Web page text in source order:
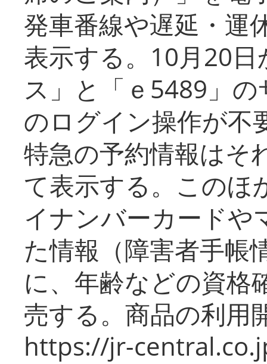
発車番線や遅延・運
表示する。10月20
ス」と「ｅ5489」
のログイン操作が不
特急の予約情報はそ
て表示する。このほ
イナンバーカードや
た情報（障害者手帳
に、年齢などの資格
売する。商品の利用
https://jr-